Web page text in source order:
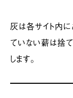
灰は各サイト内に
ていない薪は捨
します。